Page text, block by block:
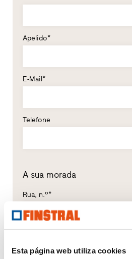
Esta página web utiliza cookies
Apelido*
E-Mail*
Telefone
A sua morada
Rua, n.º*